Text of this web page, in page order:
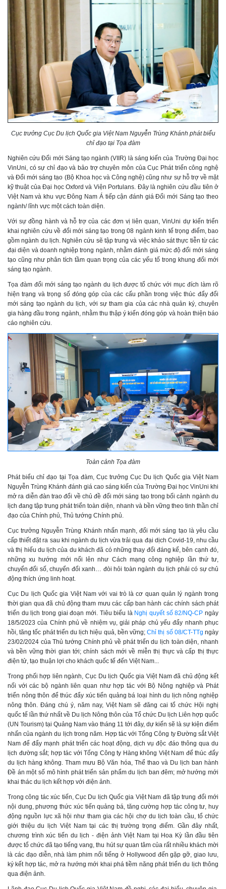
Cục trưởng Cục Du lịch Quốc gia Việt Nam Nguyễn Trùng Khánh phát biểu
chỉ đạo tại Tọa đàm
Nghiên cứu Đổi mới Sáng tạo ngành (VIIR) là sáng kiến của Trường Đại học
VinUni, có sự chỉ đạo và bảo trợ chuyên môn của Cục Phát triển công nghệ
và Đổi mới sáng tạo (Bộ Khoa học và Công nghệ) cũng như sự hỗ trợ về mặt
kỹ thuật của Đại học Oxford và Viện Portulans. Đây là nghiên cứu đầu tiên ở
Việt Nam và khu vực Đông Nam Á tiếp cận đánh giá Đổi mới Sáng tạo theo
ngành/ lĩnh vực một cách toàn diện.
Với sự đồng hành và hỗ trợ của các đơn vị liên quan, VinUni dự kiến triển
khai nghiên cứu về đổi mới sáng tạo trong 08 ngành kinh tế trọng điểm, bao
gồm ngành du lịch. Nghiên cứu sẽ tập trung và việc khảo sát thực tiễn từ các
đại diện và doanh nghiệp trong ngành, nhằm đánh giá mức độ đổi mới sáng
tạo cũng như phân tích tầm quan trọng của các yếu tố trong khung đổi mới
sáng tạo ngành.
Tọa đàm đổi mới sáng tạo ngành du lịch được tổ chức với mục đích làm rõ
hiện trạng và trọng số đóng góp của các cấu phần trong việc thúc đẩy đổi
mới sáng tạo ngành du lịch, với sự tham gia của các nhà quản ký, chuyên
gia hàng đầu trong ngành, nhằm thu thập ý kiến đóng góp và hoàn thiện báo
cáo nghiên cứu.
Toàn cảnh Tọa đàm
Phát biểu chỉ đạo tại Tọa đàm, Cục trưởng Cục Du lịch Quốc gia Việt Nam
Nguyễn Trùng Khánh đánh giá cao sáng kiến của Trường Đại học VinUni khi
mở ra diễn đàn trao đổi về chủ đề đổi mới sáng tạo trong bối cảnh ngành du
lịch đang tập trung phát triển toàn diện, nhanh và bền vững theo tinh thần chỉ
đạo của Chính phủ, Thủ tướng Chính phủ.
Cục trưởng Nguyễn Trùng Khánh nhấn mạnh, đổi mới sáng tạo là yêu cầu
cấp thiết đặt ra sau khi ngành du lịch vừa trải qua đại dịch Covid-19, nhu cầu
và thị hiếu du lịch của du khách đã có những thay đổi đáng kể, bên cạnh đó,
những xu hướng mới nổi lên như Cách mạng công nghiệp lần thứ tư,
chuyển đổi số, chuyển đổi xanh… đòi hỏi toàn ngành du lịch phải có sự chủ
động thích ứng linh hoạt.
Cục Du lịch Quốc gia Việt Nam với vai trò là cơ quan quản lý ngành trong
thời gian qua đã chủ động tham mưu các cấp ban hành các chính sách phát
triển du lịch trong giai đoạn mới. Tiêu biểu là Nghị quyết số 82/NQ-CP ngày
18/5/2023của Chính phủ về nhiệm vụ, giải pháp chủ yếu đẩy nhanh phục
hồi, tăng tốc phát triển du lịch hiệu quả, bền vững;Chỉ thị số 08/CT-TTg ngày
23/02/2024 của Thủ tướng Chính phủ về phát triển du lịch toàn diện, nhanh
và bền vững thời gian tới; chính sách mới về miễn thị thực và cấp thị thực
điện tử, tạo thuận lợi cho khách quốc tế đến Việt Nam...
Trong phối hợp liên ngành, Cục Du lịch Quốc gia Việt Nam đã chủ động kết
nối với các bộ ngành liên quan như hợp tác với Bộ Nông nghiệp và Phát
triển nông thôn để thúc đẩy xúc tiến quảng bá loại hình du lịch nông nghiệp
nông thôn. Đáng chú ý, năm nay, Việt Nam sẽ đăng cai tổ chức Hội nghị
quốc tế lần thứ nhất về Du lịch Nông thôn của Tổ chức Du lịch Liên hợp quốc
(UN Tourism) tại Quảng Nam vào tháng 11 tới đây, dự kiến sẽ là sự kiện điểm
nhấn của ngành du lịch trong năm. Hợp tác với Tổng Công ty Đường sắt Việt
Nam để đẩy mạnh phát triển các hoạt động, dịch vụ độc đáo thông qua du
lịch đường sắt; hợp tác với Tổng Công ty Hàng không Việt Nam để thúc đẩy
du lịch hàng không. Tham mưu Bộ Văn hóa, Thể thao và Du lịch ban hành
Đề án một số mô hình phát triển sản phẩm du lịch ban đêm; mở hướng mới
khai thác du lịch kết hợp với điện ảnh.
Trong công tác xúc tiến, Cục Du lịch Quốc gia Việt Nam đã tập trung đổi mới
nội dung, phương thức xúc tiến quảng bá, tăng cường hợp tác công tư, huy
động nguồn lực xã hội như tham gia các hội chợ du lịch toàn cầu, tổ chức
giới thiệu du lịch Việt Nam tại các thị trường trọng điểm. Gần đây nhất,
chương trình xúc tiến du lịch - điện ảnh Việt Nam tại Hoa Kỳ lần đầu tiên
được tổ chức đã tạo tiếng vang, thu hút sự quan tâm của rất nhiều khách mời
là các đạo diễn, nhà làm phim nổi tiếng ở Hollywood đến gặp gỡ, giao lưu,
ký kết hợp tác, mở ra hướng mới khai phá tiềm năng phát triển du lịch thông
qua điện ảnh.